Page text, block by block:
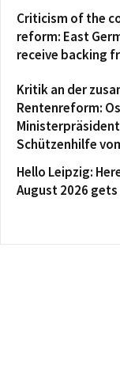
Criticism of the
reform: East
receive backing
Kritik an der
Rentenreform:
Schützenhilfe
Hello Leipzig:
August 2026